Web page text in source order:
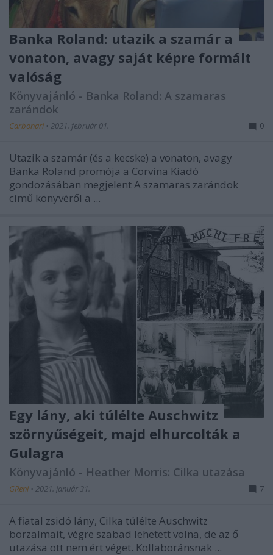
Banka Roland: utazik a szamár a
vonaton, avagy saját képre formált
valóság
Könyvajánló - Banka Roland: A szamaras
zarándok
Carbonari • 2021. február 01. 0
Utazik a szamár (és a kecske) a vonaton, avagy
Banka Roland promója a Corvina Kiadó
gondozásában megjelent A szamaras zarándok
című könyvéről a ...
Egy lány, aki túlélte Auschwitz
szörnyűségeit, majd elhurcolták a
Gulagra
Könyvajánló - Heather Morris: Cilka ​utazása
GReni • 2021. január 31. 7
A fiatal zsidó lány, Cilka túlélte Auschwitz
borzalmait, végre szabad lehetett volna, de az ő
utazása ott nem ért véget. Kollaboránsnak ...